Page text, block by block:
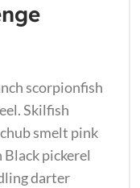
scorpionfish
Skilfish
smelt pink
pickerel
darter